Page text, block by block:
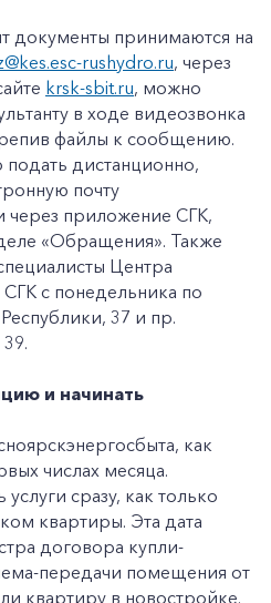
документы принимаются на
rushydro.ru, через
krsk-sbit.ru, можно
в ходе видеозвонка
файлы к сообщению.
дистанционно,
почту
через приложение СГК,
«Обращения». Также
Центра
с понедельника по
37 и пр.
и начинать
как
числах месяца.
сразу, как только
квартиры. Эта дата
договора купли-
передачи помещения от
квартиру в новостройке.